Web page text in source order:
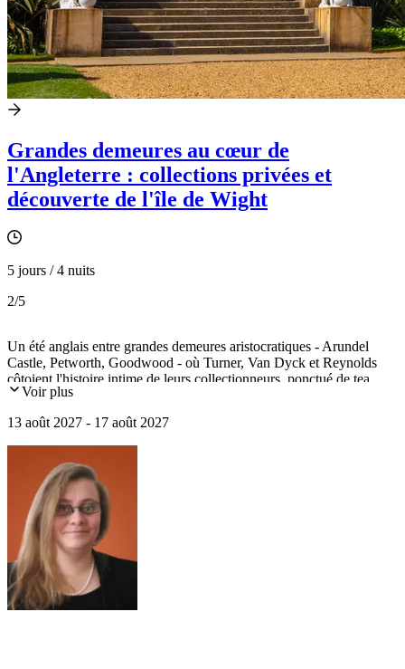
Grandes demeures au cœur de
l'Angleterre : collections privées et
découverte de l'île de Wight
5 jours / 4 nuits
2/5
Un été anglais entre grandes demeures aristocratiques - Arundel
Castle, Petworth, Goodwood - où Turner, Van Dyck et Reynolds
côtoient l'histoire intime de leurs collectionneurs, ponctué de tea
time, de train à vapeur, de jardins en fleurs et une excursion sur l'île
Voir plus
13 août 2027 - 17 août 2027